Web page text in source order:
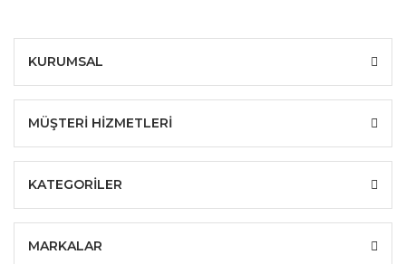
KURUMSAL
MÜŞTERİ HİZMETLERİ
KATEGORİLER
MARKALAR